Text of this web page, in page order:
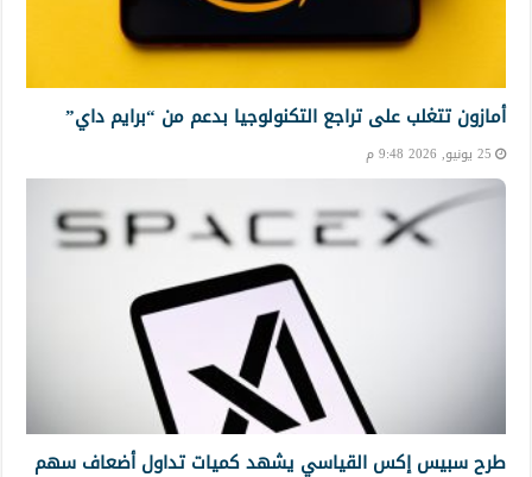
أمازون تتغلب على تراجع التكنولوجيا بدعم من “برايم داي”
25 يونيو, 2026 9:48 م
طرح سبيس إكس القياسي يشهد كميات تداول أضعاف سهم